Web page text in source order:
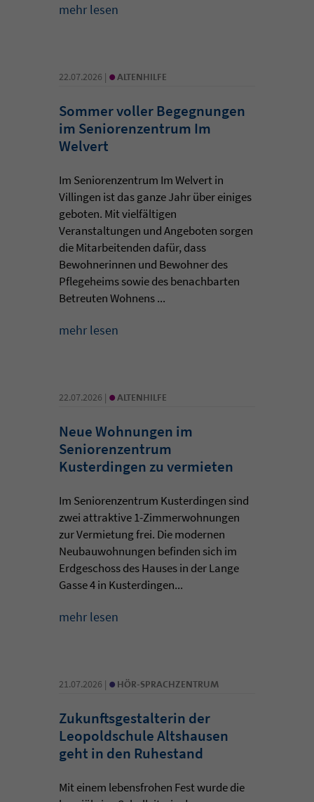
mehr lesen
22.07.2026 | • ALTENHILFE
Sommer voller Begegnungen
im Seniorenzentrum Im
Welvert
Im Seniorenzentrum Im Welvert in
Villingen ist das ganze Jahr über einiges
geboten. Mit vielfältigen
Veranstaltungen und Angeboten sorgen
die Mitarbeitenden dafür, dass
Bewohnerinnen und Bewohner des
Pflegeheims sowie des benachbarten
Betreuten Wohnens ...
mehr lesen
22.07.2026 | • ALTENHILFE
Neue Wohnungen im
Seniorenzentrum
Kusterdingen zu vermieten
Im Seniorenzentrum Kusterdingen sind
zwei attraktive 1-Zimmerwohnungen
zur Vermietung frei. Die modernen
Neubauwohnungen befinden sich im
Erdgeschoss des Hauses in der Lange
Gasse 4 in Kusterdingen...
mehr lesen
21.07.2026 | • HÖR-SPRACHZENTRUM
Zukunftsgestalterin der
Leopoldschule Altshausen
geht in den Ruhestand
Mit einem lebensfrohen Fest wurde die